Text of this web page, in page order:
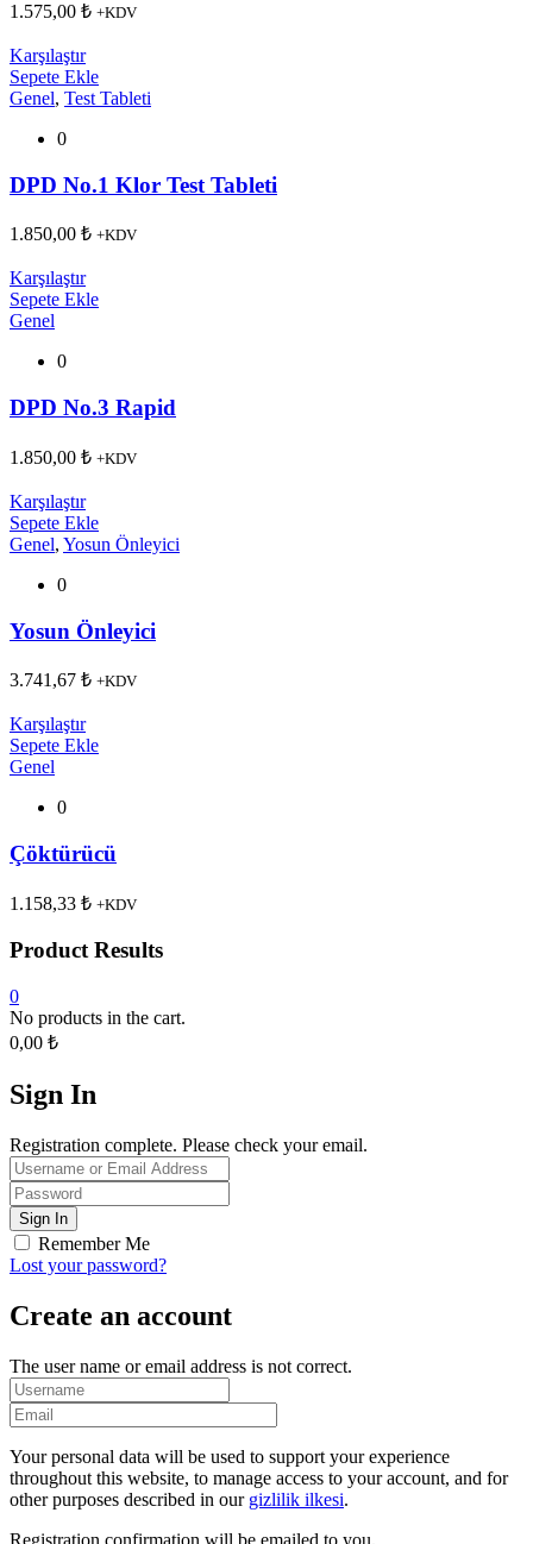
1.575,00 ₺ +KDV
Karşılaştır
Sepete Ekle
Genel, Test Tableti
0
DPD No.1 Klor Test Tableti
1.850,00 ₺ +KDV
Karşılaştır
Sepete Ekle
Genel
0
DPD No.3 Rapid
1.850,00 ₺ +KDV
Karşılaştır
Sepete Ekle
Genel, Yosun Önleyici
0
Yosun Önleyici
3.741,67 ₺ +KDV
Karşılaştır
Sepete Ekle
Genel
0
Çöktürücü
1.158,33 ₺ +KDV
Product Results
0
No products in the cart.
0,00 ₺
Sign In
Registration complete. Please check your email.
Remember Me
Lost your password?
Create an account
The user name or email address is not correct.
Your personal data will be used to support your experience
throughout this website, to manage access to your account, and for
other purposes described in our gizlilik ilkesi.
Registration confirmation will be emailed to you.